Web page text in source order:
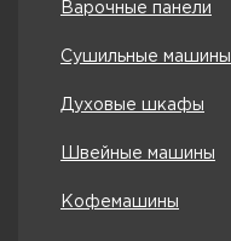
Варочные панели
Сушильные машины
Духовые шкафы
Швейные машины
Кофемашины